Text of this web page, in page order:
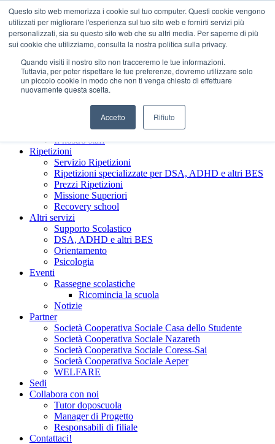
Questo sito web memorizza i cookie sul tuo computer. Questi cookie vengono
utilizzati per migliorare l'esperienza sul tuo sito web e fornirti servizi più
personalizzati, sia su questo sito web che su altri media. Per saperne di più
sui cookie che utilizziamo, consulta la nostra politica sulla privacy.
Quando visiti il ​​nostro sito non tracceremo le tue informazioni.
Tuttavia, per poter rispettare le tue preferenze, dovremo utilizzare solo
un piccolo cookie in modo che non ti venga chiesto di effettuare
nuovamente questa scelta.
Accetto Rifiuto
Presentazione Società Benefit
Il nostro staff
Ripetizioni
Servizio Ripetizioni
Ripetizioni specializzate per DSA, ADHD e altri BES
Prezzi Ripetizioni
Missione Superiori
Recovery school
Altri servizi
Supporto Scolastico
DSA, ADHD e altri BES
Orientamento
Psicologia
Eventi
Rassegne scolastiche
Ricomincia la scuola
Notizie
Partner
Società Cooperativa Sociale Casa dello Studente
Società Cooperativa Sociale Nazareth
Società Cooperativa Sociale Coress-Sai
Società Cooperativa Sociale Aeper
WELFARE
Sedi
Collabora con noi
Tutor doposcuola
Manager di Progetto
Responsabili di filiale
Contattaci!